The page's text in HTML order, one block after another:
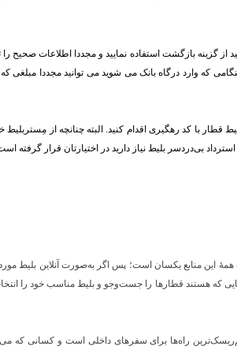
از گزینه بازگشت استفاده نمایید و مجددا اطلاعات
که وارد درگاه بانک می شوید می توانید مجددا
قطار با کد رهگیری اقدام کنید. البته چنانچه از
بی‌دردسر بلیط نیاز دارید در اختیارتان قرار گرفته
انجام می‌شود و اطلاعات همۀ این منابع یکسان است؛ پس اگر به‌صورت
هرجایی که هستند قطارها را جست‌وجو و بلیط مناسب خود
راه‌ها برای سفرهای داخلی است و کسانی که